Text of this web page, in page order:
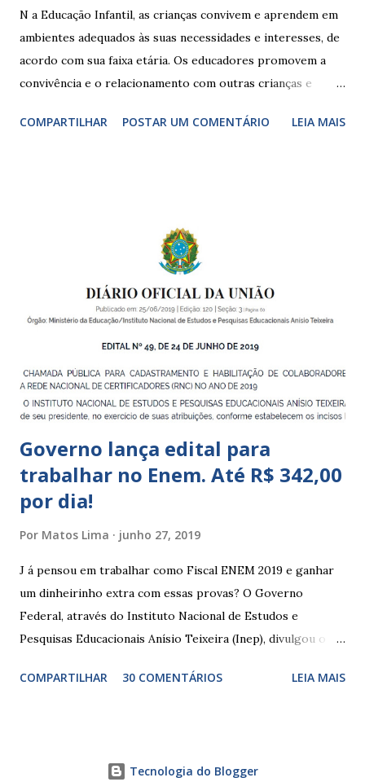
N a Educação Infantil, as crianças convivem e aprendem em
ambientes adequados às suas necessidades e interesses, de
acordo com sua faixa etária. Os educadores promovem a
convivência e o relacionamento com outras crianças e
garantir o direito das crianças a uma educação integral e de
crianças de zero a 3 anos e 11 meses; – EMEIs - Escolas
Municipais de Educação Infantil, que atendem crianças de 4
a 5 anos e 11 meses; – CEMEI - Centro Municipal de
Educação Infantil, que recebe crianças de zero a 5 anos e 11
Indígena, e trabalham com cri...
COMPARTILHAR POSTAR UM COMENTÁRIO LEIA MAIS
Governo lança edital para
trabalhar no Enem. Até R$ 342,00
por dia!
Por Matos Lima junho 27, 2019
J á pensou em trabalhar como Fiscal ENEM 2019 e ganhar
um dinheirinho extra com essas provas? O Governo
Federal, através do Instituto Nacional de Estudos e
Pesquisas Educacionais Anísio Teixeira (Inep), divulgou o
Enem 2019. O Exame Nacional do Ensino Médio ou ENEM é
essas provas. As funções principais de um fiscal de prova
COMPARTILHAR 30 COMENTÁRIOS LEIA MAIS
Tecnologia do Blogger